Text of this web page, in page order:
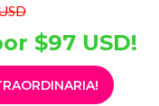
$97 USD!